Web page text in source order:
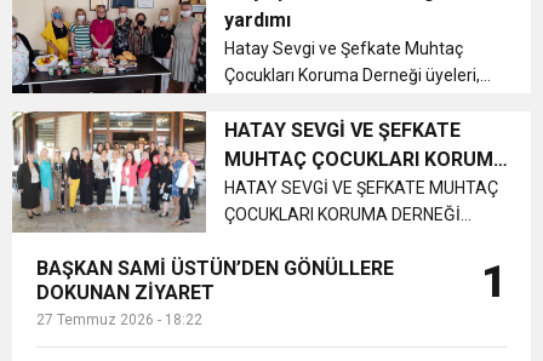
Cumhuriyet, Türk Milletinin Özgürlük
ve Onur Nişanesidir
6:19 HBB BAŞKANI ÖNTÜRK’ÜN
CUMHURİYET BAYRAMI MESAJI
17:36 KURUMLAR VERGİSİ ERTELENDİ
1:00 İTSO İŞ-KUR SGK TOPLANTI
DUYURUSU
21:40 CEYLANDERE’DE BAŞKAN EMRAH
KARAÇAY’A SEVGİ SELİ
18:22 BAŞKAN SAMİ ÜSTÜN’DEN
İlçesi’nde bulunan Cumhuriyet
İlköğretim Okulu’na eğitim ve
kırtasiye des...
yardımı
Hatay Sevgi ve Şefkate Muhtaç
Çocukları Koruma Derneği üyeleri,
yardımında bulundu....
HATAY SEVGİ VE ŞEFKATE
MUHTAÇ ÇOCUKLARI KORUMA
DERNEĞİ GÜÇLERİNE GÜÇ
KATTILAR
HATAY SEVGİ VE ŞEFKATE MUHTAÇ
ÇOCUKLARI KORUMA DERNEĞİ
sevgi ve şefkate muhtaç çocukları
kattılar...
BAŞKAN SAMİ ÜSTÜN’DEN GÖNÜLLERE
DOKUNAN ZİYARET
27 Temmuz 2026 - 18:22
1